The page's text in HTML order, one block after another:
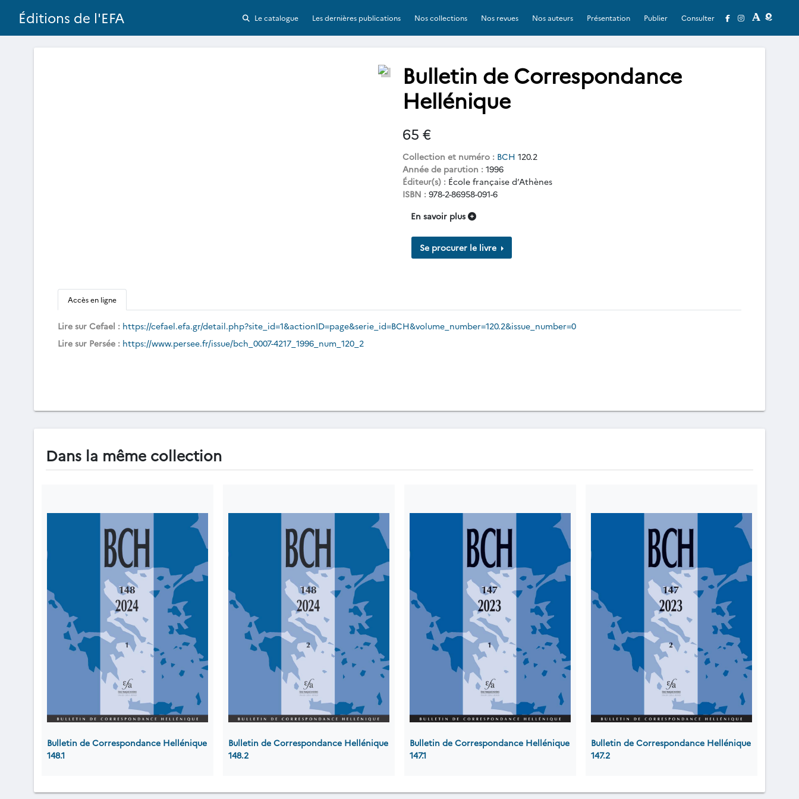
Éditions de l'EFA Le catalogue Les dernières publications Nos collections Nos revues Nos auteurs Présentation Publier Consulter
Bulletin de Correspondance
Hellénique
65 €
Collection et numéro : BCH 120.2
Année de parution : 1996
Éditeur(s) : École française d’Athènes
ISBN : 978-2-86958-091-6
En savoir plus
Se procurer le livre
Accès en ligne
Lire sur Cefael : https://cefael.efa.gr/detail.php?site_id=1&actionID=page&serie_id=BCH&volume_number=120.2&issue_number=0
Lire sur Persée : https://www.persee.fr/issue/bch_0007-4217_1996_num_120_2
Dans la même collection
Bulletin de Correspondance Hellénique
148.1
Bulletin de Correspondance Hellénique
148.2
Bulletin de Correspondance Hellénique
147.1
Bulletin de Correspondance Hellénique
147.2